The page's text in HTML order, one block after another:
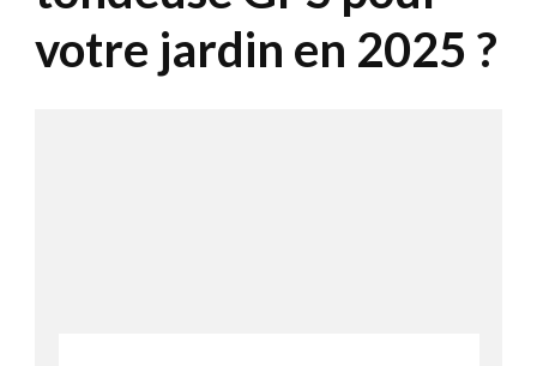
votre jardin en 2025 ?